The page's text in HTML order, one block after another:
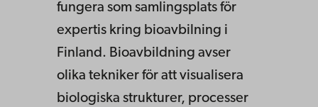
fungera som samlingsplats för
expertis kring bioavbilning i
Finland. Bioavbildning avser
olika tekniker för att visualisera
biologiska strukturer, processer